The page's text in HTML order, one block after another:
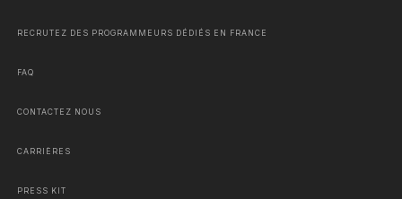
RECRUTEZ DES PROGRAMMEURS DÉDIÉS EN FRANCE
FAQ
CONTACTEZ NOUS
CARRIÈRES
PRESS KIT